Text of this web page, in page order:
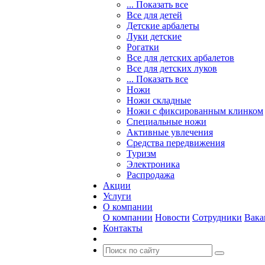
... Показать все
Все для детей
Детские арбалеты
Луки детские
Рогатки
Все для детских арбалетов
Все для детских луков
... Показать все
Ножи
Ножи складные
Ножи с фиксированным клинком
Специальные ножи
Активные увлечения
Средства передвижения
Туризм
Электроника
Распродажа
Акции
Услуги
О компании
О компании Новости Сотрудники
Контакты